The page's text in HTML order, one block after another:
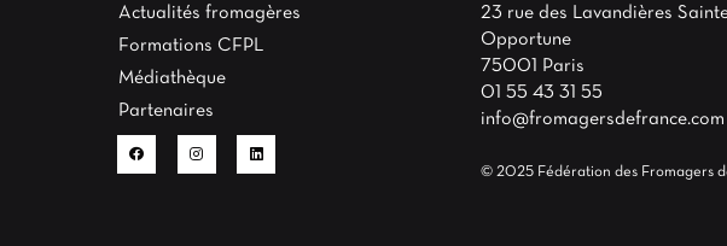
Actualités fromagères
Formations CFPL
Médiathèque
Partenaires
23 rue des Lavandières
Opportune
75001 Paris
01 55 43 31 55
info@fromagersdefrance.com
© 2025 Fédération des Fromagers